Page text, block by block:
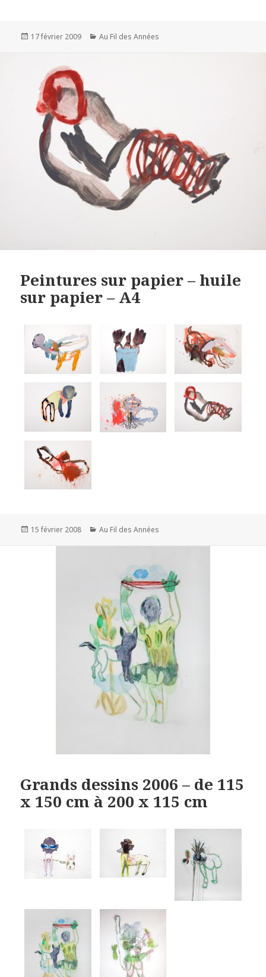
Publié
17 février 2009 Catégories
Au Fil des Années
Peintures sur papier – huile
sur papier – A4
Publié
15 février 2008 Catégories
Au Fil des Années
Grands dessins 2006 – de 115
x 150 cm à 200 x 115 cm